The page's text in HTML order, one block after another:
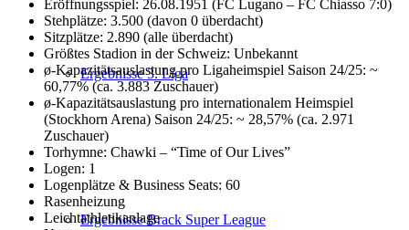
Ergebnisse 3. Liga
Ergebnisse Brack Super League
Eröffnungsspiel: 26.08.1951 (FC Lugano – FC Chiasso 7:0)
Stehplätze: 3.500 (davon 0 überdacht)
Sitzplätze: 2.890 (alle überdacht)
Größtes Stadion in der Schweiz: Unbekannt
ø-Kapazitätsauslastung pro Ligaheimspiel Saison 24/25: ~
60,77% (ca. 3.883 Zuschauer)
ø-Kapazitätsauslastung pro internationalem Heimspiel
(Stockhorn Arena) Saison 24/25: ~ 28,57% (ca. 2.971
Zuschauer)
Torhymne: Chawki – “Time of Our Lives”
Logen: 1
Logenplätze & Business Seats: 60
Rasenheizung
Leichtathletikanlage